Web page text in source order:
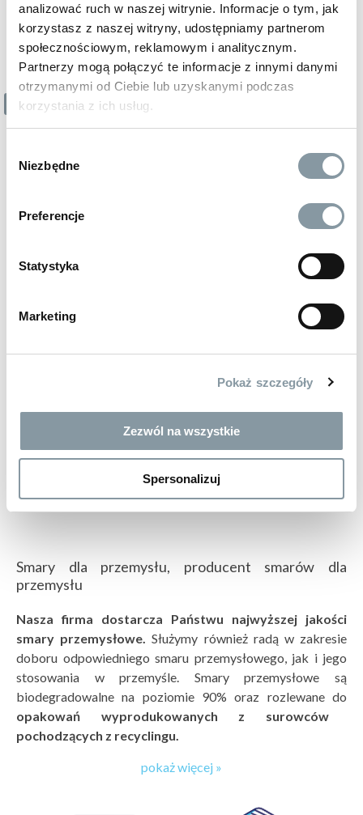
analizować ruch w naszej witrynie. Informacje o tym, jak
korzystasz z naszej witryny, udostępniamy partnerom
społecznościowym, reklamowym i analitycznym.
Partnerzy mogą połączyć te informacje z innymi danymi
otrzymanymi od Ciebie lub uzyskanymi podczas
korzystania z ich usług.
zgody
Niezbędne
Preferencje
Statystyka
Marketing
Pokaż szczegóły
Zezwól na wszystkie
Spersonalizuj
PROMOCJA -40%
NOWOŚĆ
22 zł
WHITE GREASE
smar biały serwisowy
kod:PC039
Smary dla przemysłu, producent smarów dla
przemysłu
Nasza firma dostarcza Państwu najwyższej jakości
smary przemysłowe.Służymy również radą w zakresie
doboru odpowiedniego smaru przemysłowego, jak i jego
stosowania w przemyśle. Smary przemysłowe są
biodegradowalne na poziomie 90% oraz rozlewane do
opakowań wyprodukowanych z surowców
pochodzących z recyclingu
pokaż więcej »
1 z 3